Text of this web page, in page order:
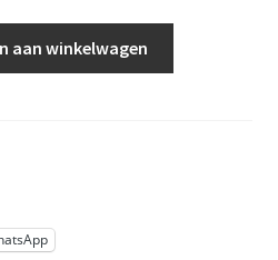
aan winkelwagen